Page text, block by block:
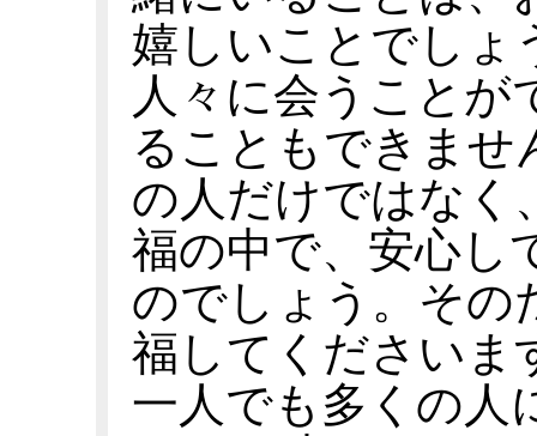
嬉しいことでしょ
人々に会うことが
ることもできませ
の人だけではなく
福の中で、安心し
のでしょう。その
福してくださいま
一人でも多くの人